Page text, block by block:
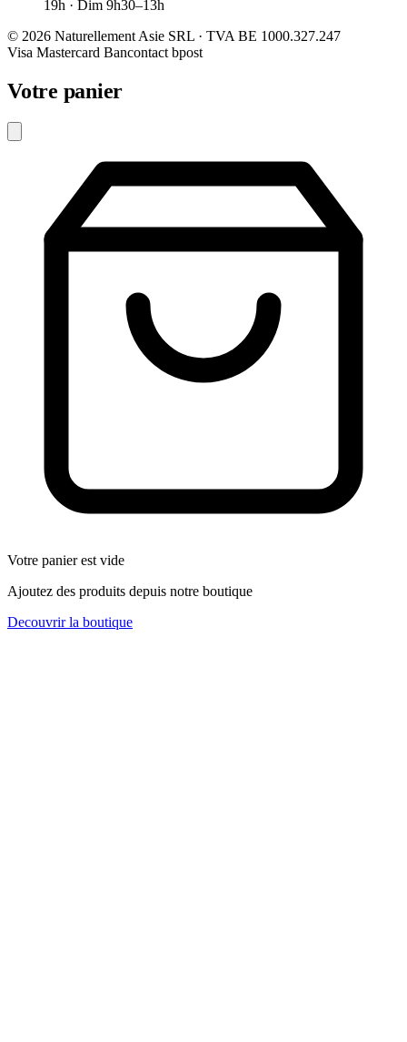
19h · Dim 9h30–13h
© 2026 Naturellement Asie SRL · TVA BE 1000.327.247
Visa Mastercard Bancontact bpost
Votre panier
Votre panier est vide
Ajoutez des produits depuis notre boutique
Decouvrir la boutique